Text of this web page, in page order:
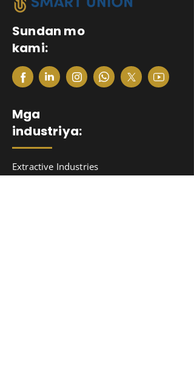
Sundan mo
kami:
Mga
industriya:
Extractive Industries